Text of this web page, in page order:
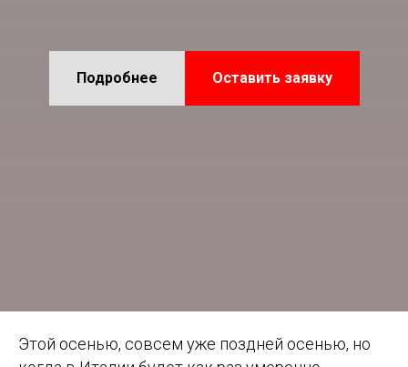
Подробнее Оставить заявку
Этой осенью, совсем уже поздней осенью, но